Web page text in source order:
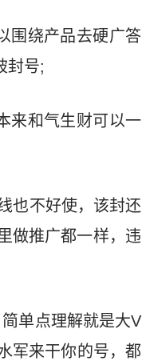
围绕产品去硬广答
封号;
来和气生财可以一
也不好使，该封还
做推广都一样，违
单点理解就是大V
军来干你的号，都